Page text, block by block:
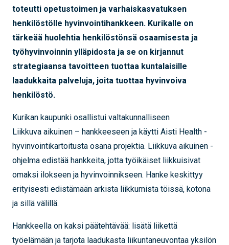
toteutti opetustoimen ja varhaiskasvatuksen
henkilöstölle hyvinvointihankkeen. Kurikalle on
tärkeää huolehtia henkilöstönsä osaamisesta ja
työhyvinvoinnin ylläpidosta ja se on kirjannut
strategiaansa tavoitteen tuottaa kuntalaisille
laadukkaita palveluja, joita tuottaa hyvinvoiva
henkilöstö.
Kurikan kaupunki osallistui valtakunnalliseen
Liikkuva aikuinen – hankkeeseen ja käytti Aisti Health -
hyvinvointikartoitusta osana projektia. Liikkuva aikuinen -
ohjelma edistää hankkeita, jotta työikäiset liikkuisivat
omaksi ilokseen ja hyvinvoinnikseen. Hanke keskittyy
erityisesti edistämään arkista liikkumista töissä, kotona
ja sillä välillä.
Hankkeella on kaksi päätehtävää: lisätä liikettä
työelämään ja tarjota laadukasta liikuntaneuvontaa yksilön